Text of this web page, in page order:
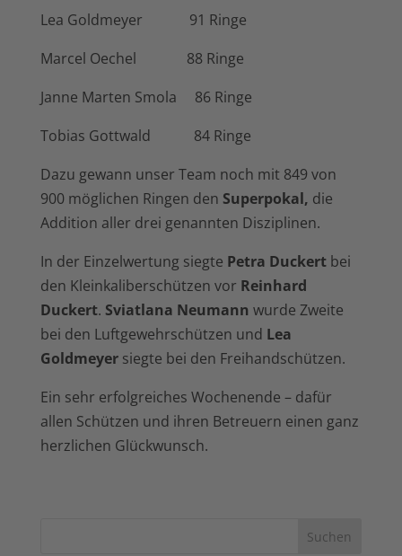
Lea Goldmeyer 91 Ringe
Marcel Oechel 88 Ringe
Janne Marten Smola 86 Ringe
Tobias Gottwald 84 Ringe
Dazu gewann unser Team noch mit 849 von
900 möglichen Ringen den Superpokal, die
Addition aller drei genannten Disziplinen.
In der Einzelwertung siegte Petra Duckertbei
den Kleinkaliberschützen vor Reinhard
Duckert. Sviatlana Neumann wurde Zweite
bei den Luftgewehrschützen und Lea
Goldmeyersiegte bei den Freihandschützen.
Ein sehr erfolgreiches Wochenende – dafür
allen Schützen und ihren Betreuern einen ganz
herzlichen Glückwunsch.
Suchen